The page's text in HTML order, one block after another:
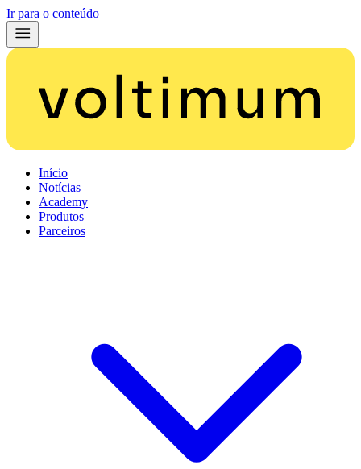
Ir para o conteúdo
Início
Notícias
Academy
Produtos
Parceiros